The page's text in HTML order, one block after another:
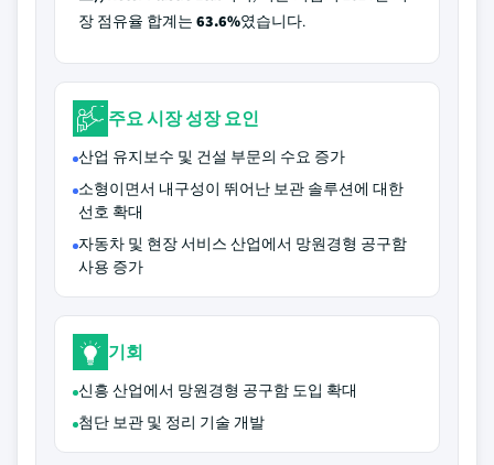
장 점유율 합계는 63.6%였습니다.
주요 시장 성장 요인
산업 유지보수 및 건설 부문의 수요 증가
소형이면서 내구성이 뛰어난 보관 솔루션에 대한
선호 확대
자동차 및 현장 서비스 산업에서 망원경형 공구함
사용 증가
기회
신흥 산업에서 망원경형 공구함 도입 확대
첨단 보관 및 정리 기술 개발